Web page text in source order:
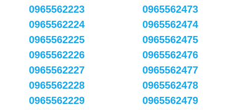
0965562223
0965562224
0965562225
0965562226
0965562227
0965562228
0965562229
0965562473
0965562474
0965562475
0965562476
0965562477
0965562478
0965562479